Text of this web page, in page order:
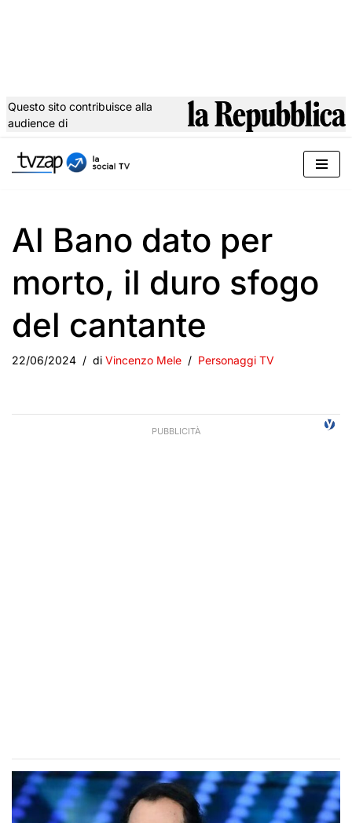
al
Questo sito contribuisce alla
audience di
Al Bano dato per
morto, il duro sfogo
del cantante
22/06/2024 di Vincenzo Mele Personaggi TV